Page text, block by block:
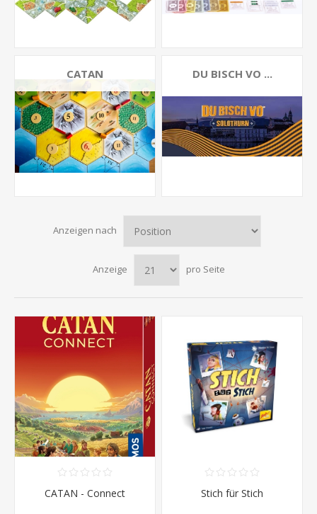
CATAN DU BISCH VO ...
Anzeigen nach
Anzeige pro Seite
CATAN - Connect Stich für Stich